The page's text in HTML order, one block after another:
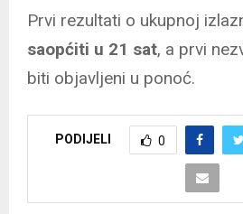
Prvi rezultati o ukupnoj
saopćiti u 21 sat, a prvi
biti objavljeni u ponoć.
PODIJELI 0